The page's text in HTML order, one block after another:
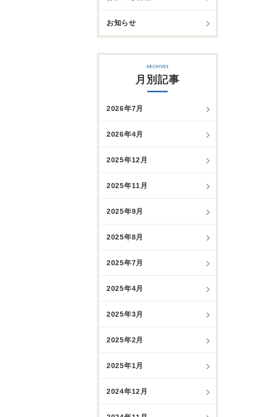
お知らせ
月別記事
2026年7月
2026年4月
2025年12月
2025年11月
2025年9月
2025年8月
2025年7月
2025年4月
2025年3月
2025年2月
2025年1月
2024年12月